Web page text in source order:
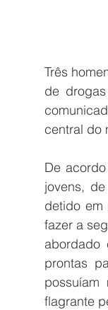
Três
de
central do
De
jovens,
detido em
fazer a
abordado
prontas
flagrante